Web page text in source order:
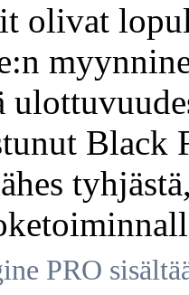
olivat
Black
PRO